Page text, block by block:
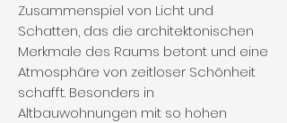
Zusammenspiel von Licht und
Schatten, das die architektonischen
Merkmale des Raums betont und eine
Atmosphäre von zeitloser Schönheit
schafft. Besonders in
Altbauwohnungen mit so hohen